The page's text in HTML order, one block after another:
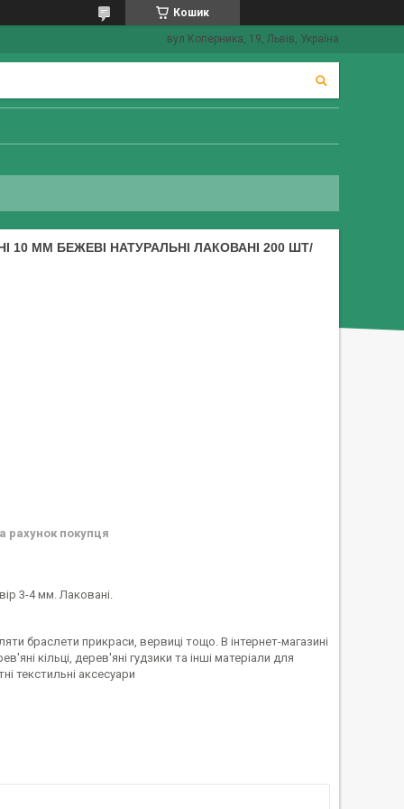
Кошик
вул Коперника, 19, Львів, Україна
10 ММ БЕЖЕВІ НАТУРАЛЬНІ ЛАКОВАНІ 200 ШТ/
рахунок покупця
3-4 мм. Лаковані.
браслети прикраси, вервиці тощо. В інтернет-магазині
кільці, дерев'яні гудзики та інші матеріали для
текстильні аксесуари